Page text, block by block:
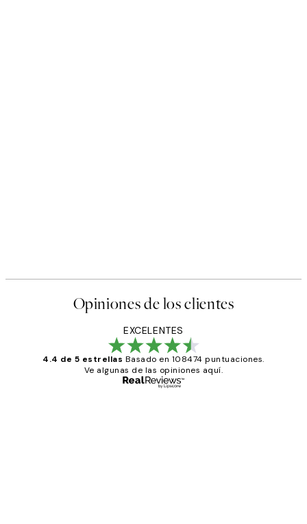
Opiniones de los clientes
EXCELENTES
4.4 de 5 estrellas Basado en 108474 puntuaciones.
Ve algunas de las opiniones aquí.